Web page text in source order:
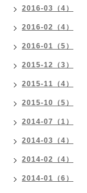
2016-03（4）
2016-02（4）
2016-01（5）
2015-12（3）
2015-11（4）
2015-10（5）
2014-07（1）
2014-03（4）
2014-02（4）
2014-01（6）